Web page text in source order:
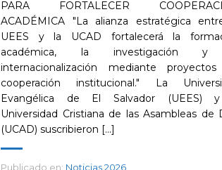
PARA FORTALECER
ACADÉMICA "La alianza estratégica
UEES y la UCAD fortalecerá la
académica, la investigación
internacionalización mediante
cooperación institucional." La
Evangélica de El Salvador (UEES)
Universidad Cristiana de las Asambleas de
(UCAD) suscribieron [...]
Publicado en: Noticias 2026